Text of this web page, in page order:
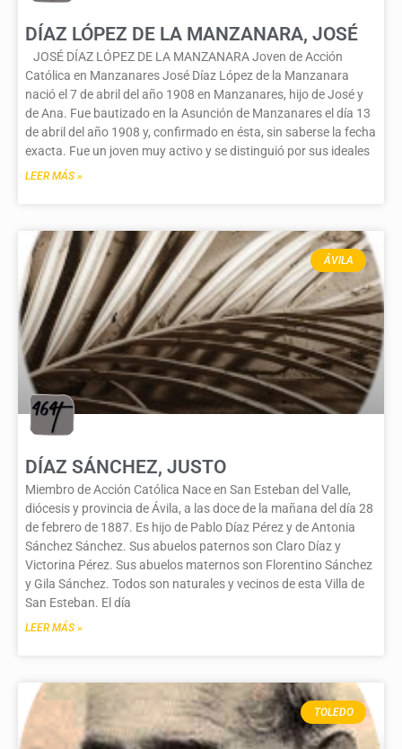
DÍAZ LÓPEZ DE LA MANZANARA, JOSÉ
JOSÉ DÍAZ LÓPEZ DE LA MANZANARA Joven de Acción
Católica en Manzanares José Díaz López de la Manzanara
nació el 7 de abril del año 1908 en Manzanares, hijo de José y
de Ana. Fue bautizado en la Asunción de Manzanares el día 13
de abril del año 1908 y, confirmado en ésta, sin saberse la fecha
exacta. Fue un joven muy activo y se distinguió por sus ideales
LEER MÁS »
ÁVILA
DÍAZ SÁNCHEZ, JUSTO
Miembro de Acción Católica Nace en San Esteban del Valle,
diócesis y provincia de Ávila, a las doce de la mañana del día 28
de febrero de 1887. Es hijo de Pablo Díaz Pérez y de Antonia
Sánchez Sánchez. Sus abuelos paternos son Claro Díaz y
Victorina Pérez. Sus abuelos maternos son Florentino Sánchez
y Gila Sánchez. Todos son naturales y vecinos de esta Villa de
San Esteban. El día
LEER MÁS »
TOLEDO